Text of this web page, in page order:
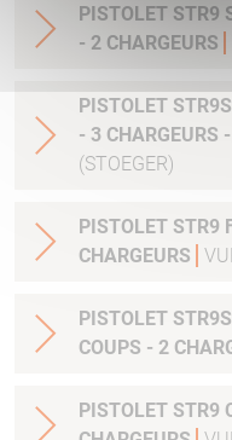
PISTOLET STR9
- 2 CHARGEURS
PISTOLET STR9S-
- 3 CHARGEURS
(STOEGER)
PISTOLET STR9 FDE CAL
CHARGEURS
PISTOLET
COUPS - 2
PISTOLET STR9 CAL 9X19 15